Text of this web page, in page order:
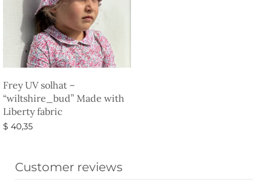
Frey UV solhat –
“wiltshire_bud” Made with
Liberty fabric
$ 40,35
Customer reviews